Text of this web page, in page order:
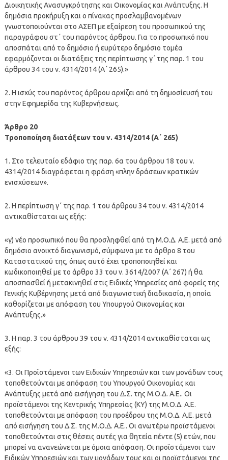
Διοικητικής Ανασυγκρότησης και Οικονομίας και Ανάπτυξης. Η
δημόσια προκήρυξη και ο πίνακας προσλαμβανομένων
γνωστοποιούνται στο ΑΣΕΠ με εξαίρεση του προσωπικού της
παραγράφου στ΄ του παρόντος άρθρου. Για το προσωπικό που
αποσπάται από το δημόσιο ή ευρύτερο δημόσιο τομέα
εφαρμόζονται οι διατάξεις της περίπτωσης γ΄ της παρ. 1 του
άρθρου 34 του ν. 4314/2014 (Α΄ 265).»
2. Η ισχύς του παρόντος άρθρου αρχίζει από τη δημοσίευσή του
στην Εφημερίδα της Κυβερνήσεως.
Άρθρο 20
Τροποποίηση διατάξεων του ν. 4314/2014 (Α΄ 265)
1. Στο τελευταίο εδάφιο της παρ. 6α του άρθρου 18 του ν.
4314/2014 διαγράφεται η φράση «πλην δράσεων κρατικών
ενισχύσεων».
2. Η περίπτωση γ΄ της παρ. 1 του άρθρου 34 του ν. 4314/2014
αντικαθίσταται ως εξής:
«γ) νέο προσωπικό που θα προσληφθεί από τη Μ.Ο.Δ. Α.Ε. μετά από
δημόσιο ανοιχτό διαγωνισμό, σύμφωνα με το άρθρο 8 του
Καταστατικού της, όπως αυτό έχει τροποποιηθεί και
κωδικοποιηθεί με το άρθρο 33 του ν. 3614/2007 (Α΄ 267) ή θα
αποσπασθεί ή μετακινηθεί στις Ειδικές Υπηρεσίες από φορείς της
Γενικής Κυβέρνησης μετά από διαγωνιστική διαδικασία, η οποία
καθορίζεται με απόφαση του Υπουργού Οικονομίας και
Ανάπτυξης.»
3. Η παρ. 3 του άρθρου 39 του ν. 4314/2014 αντικαθίσταται ως
εξής:
«3. Οι Προϊστάμενοι των Ειδικών Υπηρεσιών και των μονάδων τους
τοποθετούνται με απόφαση του Υπουργού Οικονομίας και
Ανάπτυξης μετά από εισήγηση του Δ.Σ. της Μ.Ο.Δ. Α.Ε.. Οι
προϊστάμενοι της Κεντρικής Υπηρεσίας (ΚΥ) της Μ.Ο.Δ. Α.Ε.
τοποθετούνται με απόφαση του προέδρου της Μ.Ο.Δ. Α.Ε. μετά
από εισήγηση του Δ.Σ. της Μ.Ο.Δ. Α.Ε.. Οι ανωτέρω προϊστάμενοι
τοποθετούνται στις θέσεις αυτές για θητεία πέντε (5) ετών, που
μπορεί να ανανεώνεται με όμοια απόφαση. Οι προϊστάμενοι των
Ειδικών Υπηρεσιών και των μονάδων τους και οι προϊστάμενοι της